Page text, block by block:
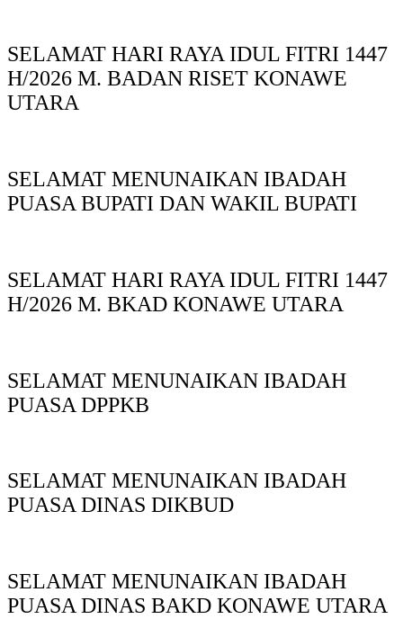
SELAMAT HARI RAYA IDUL FITRI 1447
H/2026 M. BADAN RISET KONAWE
UTARA
SELAMAT MENUNAIKAN IBADAH
PUASA BUPATI DAN WAKIL BUPATI
SELAMAT HARI RAYA IDUL FITRI 1447
H/2026 M. BKAD KONAWE UTARA
SELAMAT MENUNAIKAN IBADAH
PUASA DPPKB
SELAMAT MENUNAIKAN IBADAH
PUASA DINAS DIKBUD
SELAMAT MENUNAIKAN IBADAH
PUASA DINAS BAKD KONAWE UTARA